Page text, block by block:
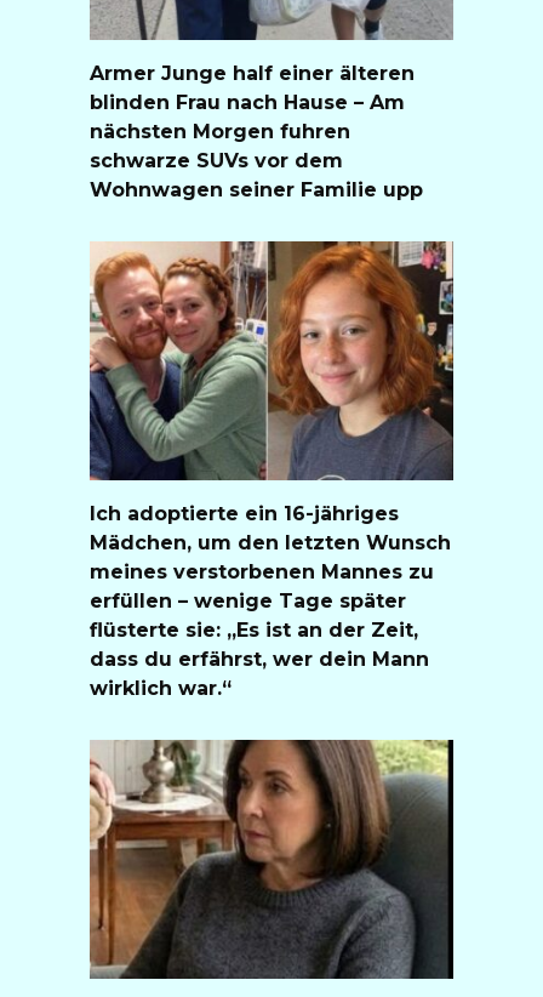
Armer Junge half einer älteren
blinden Frau nach Hause – Am
nächsten Morgen fuhren
schwarze SUVs vor dem
Wohnwagen seiner Familie upp
Ich adoptierte ein 16-jähriges
Mädchen, um den letzten Wunsch
meines verstorbenen Mannes zu
erfüllen – wenige Tage später
flüsterte sie: „Es ist an der Zeit,
dass du erfährst, wer dein Mann
wirklich war.“